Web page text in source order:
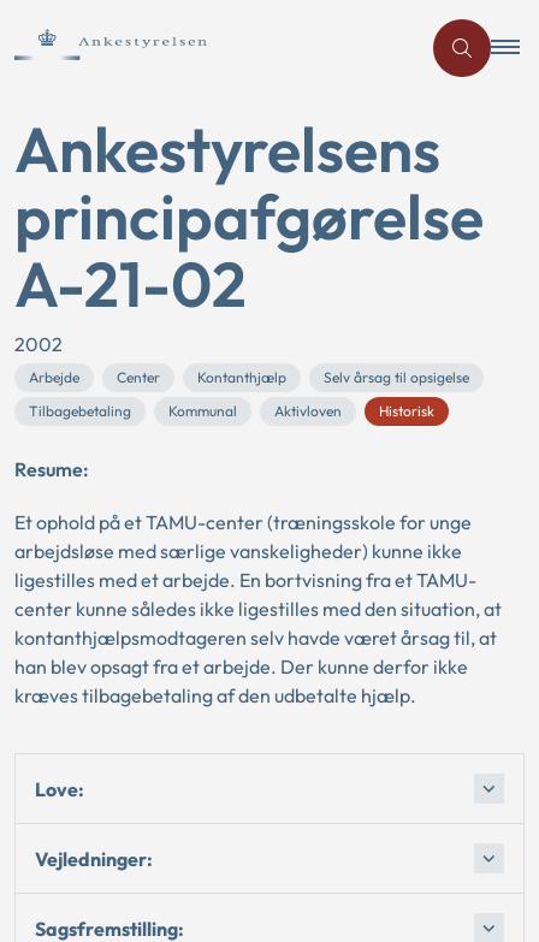
Ankestyrelsens
principafgørelse
A-21-02
2002
Arbejde Center Kontanthjælp
Selv årsag til opsigelse
Tilbagebetaling
Kommunal Aktivloven Historisk
Resume:
Et ophold på et TAMU-center (træningsskole for unge
arbejdsløse med særlige vanskeligheder) kunne ikke
ligestilles med et arbejde. En bortvisning fra et TAMU-
center kunne således ikke ligestilles med den situation, at
kontanthjælpsmodtageren selv havde været årsag til, at
han blev opsagt fra et arbejde. Der kunne derfor ikke
kræves tilbagebetaling af den udbetalte hjælp.
Love:
Vejledninger:
Sagsfremstilling: